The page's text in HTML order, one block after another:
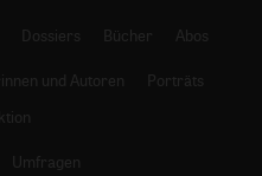
Dossiers Bücher Abos
und Autoren
Porträts
Umfragen